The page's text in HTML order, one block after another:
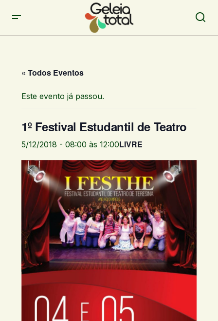
« Todos Eventos
Este evento já passou.
1º Festival Estudantil de Teatro
5/12/2018 - 08:00 às 12:00LIVRE